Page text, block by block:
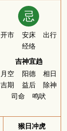
忌
开市 安床
出行
经络
吉神宜趋
月空
阳德
相日
吉期
益后
除神
司命
鸣吠
猴日冲虎